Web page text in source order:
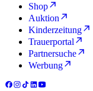
Shop
Auktion
Kinderzeitung
Trauerportal
Partnersuche
Werbung